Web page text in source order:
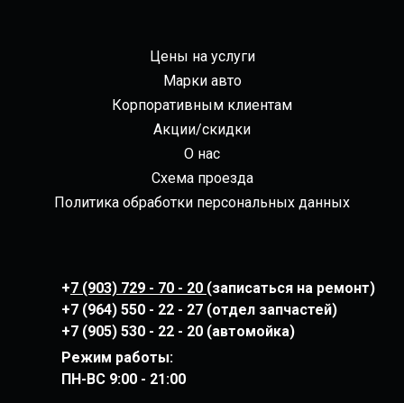
Цены на услуги
Марки авто
Корпоративным клиентам
Акции/скидки
О нас
Схема проезда
Политика обработки персональных данных
+7 (903) 729 - 70 - 20 (записаться на ремонт)
+7 (964) 550 - 22 - 27 (отдел запчастей)
+7 (905) 530 - 22 - 20 (автомойка)
Режим работы:
ПН-ВС 9:00 - 21:00